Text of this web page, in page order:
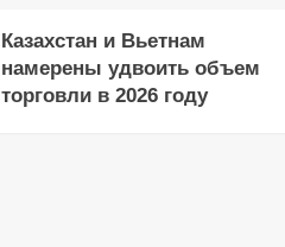
Казахстан и Вьетнам
намерены удвоить объем
торговли в 2026 году